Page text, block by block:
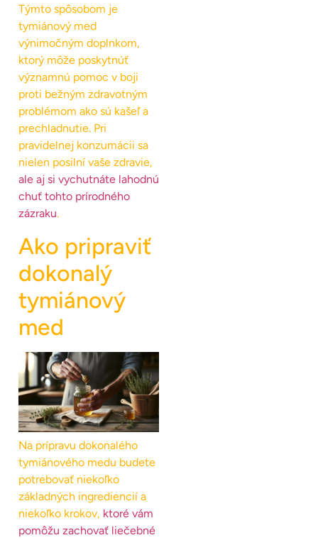
Týmto spôsobom je
tymiánový med
výnimočným doplnkom,
ktorý môže poskytnúť
významnú pomoc v boji
proti bežným zdravotným
problémom ako sú kašeľ a
prechladnutie. Pri
pravidelnej konzumácii sa
nielen posilní vaše zdravie,
ale aj si vychutnáte lahodnú
chuť tohto prírodného
zázraku.
Ako pripraviť
dokonalý
tymiánový
med
Na prípravu dokonalého
tymiánového medu budete
potrebovať niekoľko
základných ingrediencií a
niekoľko krokov, ktoré vám
pomôžu zachovať liečebné